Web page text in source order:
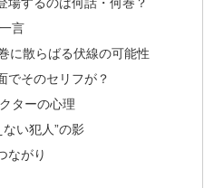
場するのは何話・何巻？
言
に散らばる伏線の可能性
でそのセリフが？
ターの心理
い犯人”の影
ながり